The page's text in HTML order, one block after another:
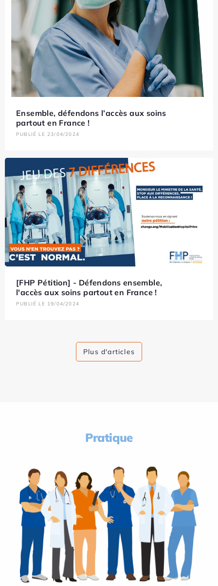
Ensemble, défendons l’accès aux soins
partout en France !
PUBLIÉ LE 23/04/2024
[FHP Pétition] - Défendons ensemble,
l'accès aux soins partout en France !
PUBLIÉ LE 19/04/2024
Plus d'articles
Pratique